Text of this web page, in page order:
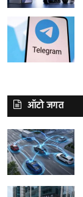
ऑटो जगत